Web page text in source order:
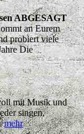
ABGESAGT
an Eurem
probiert viele
Die
mit Musik und
singen,
mehr